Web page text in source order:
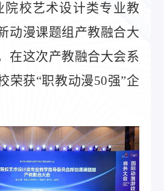
院校艺术设计类专业教
动漫课题组产教融合大
在这次产教融合大会系
荣获“职教动漫50强”企